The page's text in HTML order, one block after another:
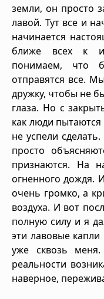
земли, он просто
лавой. Тут все и
начинается
ближе всех к
понимаем, что
отправятся все.
дружку, чтобы не
глаза. Но с
как люди
не успели
просто
признаются. На
огненного дождя.
очень громко, а
воздуха. И вот
полную силу и я
эти лавовые
уже сквозь
реальности
наверное,